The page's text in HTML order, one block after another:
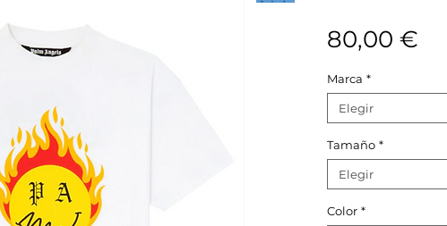
80,00 €
Marca *
Elegir
Tamaño *
Elegir
Color *